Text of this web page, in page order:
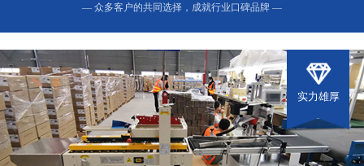
— 众多客户的共同选择，成就行业口碑品牌 —
实力雄厚